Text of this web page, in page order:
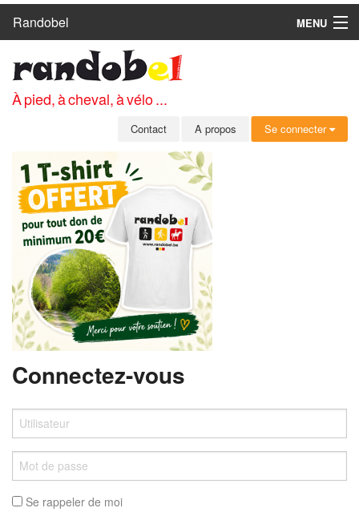
Randobel
MENU
CIRCUITS
CLUBS
MEMBRES
SE CONNECTER
INSCRIPTION GRATUITE
MOT DE PASSE OUBLIÉ
À pied, à cheval, à vélo ...
Contact A propos Se connecter
Connectez-vous
Se rappeler de moi